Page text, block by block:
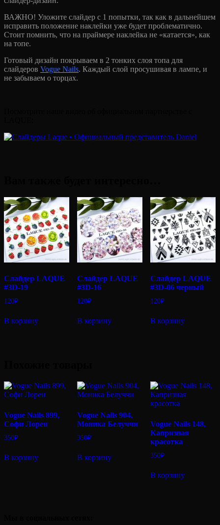
ВАЖНО! Уложите слайдер с 1 попытки, так как в дальнейшем
исправить положение наклейки уже будет проблематично.
Стоит помнить, что на праймере наклейка не «катается», как
на топе.
Готовый дизайн покрываем в 2 тонких слоя топа для
слайдеров Vogue Nails. Каждый слой просушивая в лампе, и
не забываем о торцах.
Слайдер LAQUE
#3D-19
120₽
В корзину
Слайдер LAQUE
#3D-16
120₽
В корзину
Слайдер LAQUE
#3D-06 черный
120₽
В корзину
Vogue Nails 899,
Софи Лорен
350₽
В корзину
Vogue Nails 904,
Моника Белуччи
350₽
В корзину
Vogue Nails 148,
Капризная
красотка
350₽
В корзину